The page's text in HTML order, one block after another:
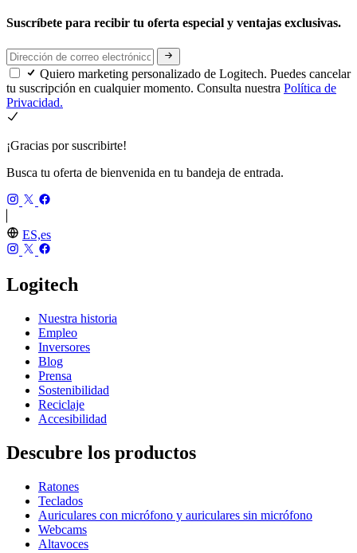
Suscríbete para recibir tu oferta especial y ventajas exclusivas.
Quiero marketing personalizado de Logitech. Puedes cancelar
tu suscripción en cualquier momento. Consulta nuestra Política de
Privacidad.
¡Gracias por suscribirte!
Busca tu oferta de bienvenida en tu bandeja de entrada.
ES,es
Logitech
Nuestra historia
Empleo
Inversores
Blog
Prensa
Sostenibilidad
Reciclaje
Accesibilidad
Descubre los productos
Ratones
Teclados
Auriculares con micrófono y auriculares sin micrófono
Webcams
Altavoces